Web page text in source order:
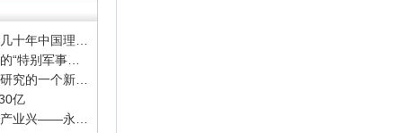
· 2026年4月23日俄罗斯发动的“特别军事行动”已进入第5个年头，俄乌局势最新综述
· 中国画研究院——中国绘画研究的一个新开篇
亿